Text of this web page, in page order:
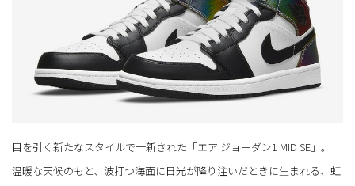
目を引く新たなスタイルで一新された「エア ジョーダン1 MID SE」。
温暖な天候のもと、波打つ海面に日光が降り注いだときに生まれる、虹